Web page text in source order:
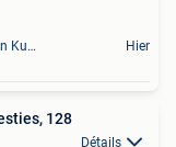
Hoegaarden + Deel Van Kumtich + Deel Van Tienen Hier
128
Détails